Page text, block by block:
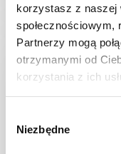
korzystasz z naszej
społecznościowym,
Partnerzy mogą
otrzymanymi od
korzystania z ich
zgody
Niezbędne